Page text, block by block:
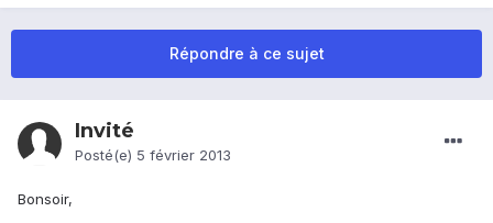
Répondre à ce sujet
Invité
Posté(e) 5 février 2013
Bonsoir,